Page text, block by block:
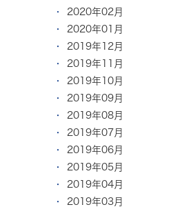
2020年02月
2020年01月
2019年12月
2019年11月
2019年10月
2019年09月
2019年08月
2019年07月
2019年06月
2019年05月
2019年04月
2019年03月